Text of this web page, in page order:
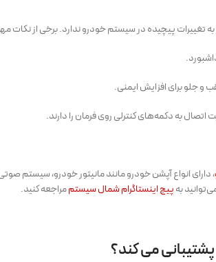
تغییرات پیچیده در سیستم خودرو ندارد. برخی از نکات
و جلو برای افزایش ایمنی.
اتصال به دکمه‌های کنترلی روی فرمان را دارند.
، دارای انواع آپشن خودرو مانند مانیتور خودرو، سیستم
بهپیج اینستاگرام شمال سیستممراجعه کنید.